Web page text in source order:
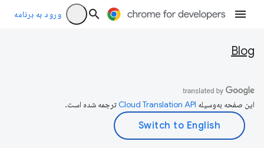
ورود به برنامه
Blog
این صفحه به‌وسیله ترجمه شده است.